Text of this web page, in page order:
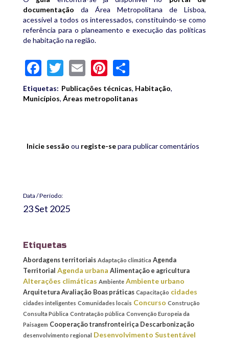
documentação da Área Metropolitana de Lisboa,
acessível a todos os interessados, constituindo-se como
referência para o planeamento e execução das políticas
de habitação na região.
Facebook
Twitter
EmailPinterest
Etiquetas: Publicações técnicas, Habitação,
Municípios, Áreas metropolitanas
Inicie sessão ou registe-separa publicar comentários
Data / Período:
23 Set 2025
Etiquetas
Abordagens territoriais Adaptação climática Agenda
Territorial Agenda urbana Alimentação e agricultura
Alterações climáticas Ambiente Ambiente urbano
Arquitetura Avaliação Boas práticas Capacitação cidades
cidades inteligentes Comunidades locais Concurso Construção
Consulta Pública Contratação pública Convenção Europeia da
Paisagem Cooperação transfronteiriça Descarbonização
desenvolvimento regional Desenvolvimento Sustentável